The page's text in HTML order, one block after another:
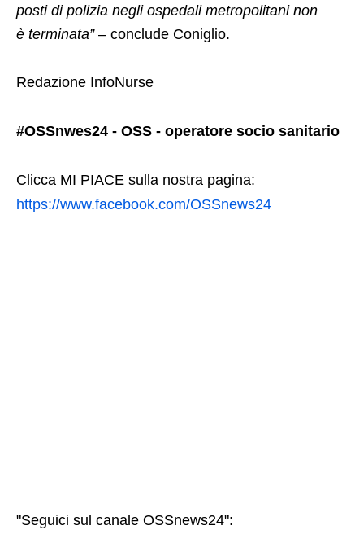
posti di polizia negli ospedali metropolitani non
è terminata”– conclude Coniglio.
Redazione InfoNurse
#OSSnwes24 - OSS - operatore socio sanitario
Clicca MI PIACE sulla nostra pagina:
https://www.facebook.com/OSSnews24
"Seguici sul canale OSSnews24":